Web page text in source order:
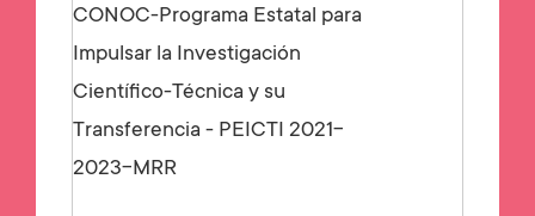
CONOC-Programa Estatal para
Impulsar la Investigación
Científico-Técnica y su
Transferencia - PEICTI 2021-
2023-MRR